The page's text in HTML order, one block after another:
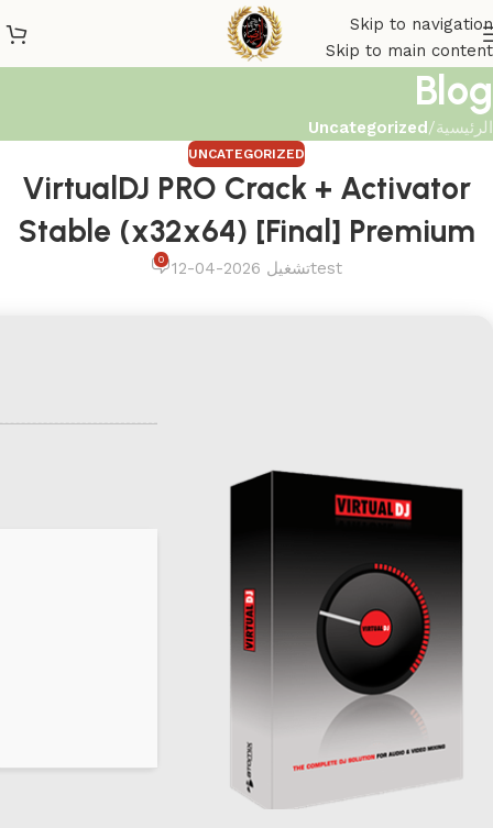
Skip to navigation
Skip to main content
Blog
الرئيسية/
Uncategorized
UNCATEGORIZED
VirtualDJ PRO Crack + Activator
Stable (x32x64) [Final] Premium
testتشغيل 2026-04-12 0